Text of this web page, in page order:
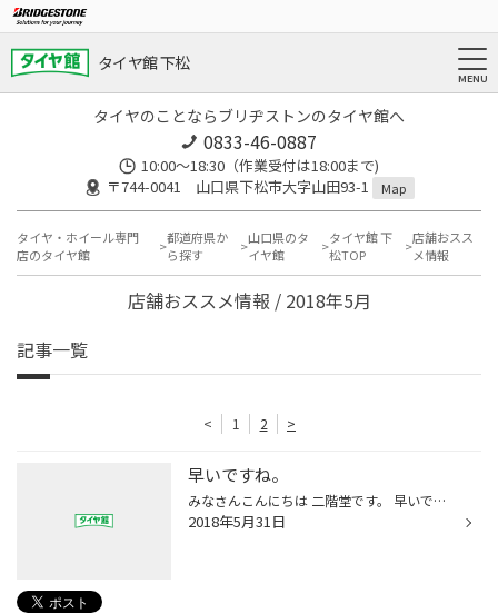
タイヤ館 下松
タイヤのことならブリヂストンのタイヤ館へ
0833-46-0887
10:00～18:30（作業受付は18:00まで)
〒744-0041 山口県下松市大字山田93-1
Map
タイヤ・ホイール専門
店のタイヤ館
都道府県か
ら探す
山口県のタ
イヤ館
タイヤ館 下
松TOP
店舗おスス
メ情報
店舗おススメ情報 / 2018年5月
記事一覧
< 1 2 >
早いですね。
みなさんこんにちは 二階堂です。 早いですね。 もう ６月になります。 ついこないだ 新年を迎えたと思ったんですが・・・ 歳をとると１年が早くなると聞いた事がありますが、 最近はそれを特に感じてしまいます・・・ 車のメンテナンスも一緒で 「こないだやったよ」 って言っても 実は、結構時間...
2018年5月31日